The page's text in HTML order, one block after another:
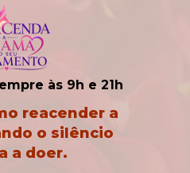
às 9h e 21h
reacender a
o silêncio
a doer.